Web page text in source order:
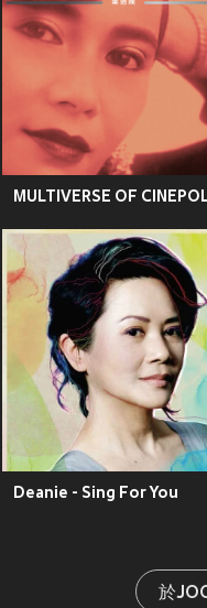
Deanie - Sing For You
於